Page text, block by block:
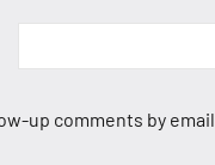
up comments by email.